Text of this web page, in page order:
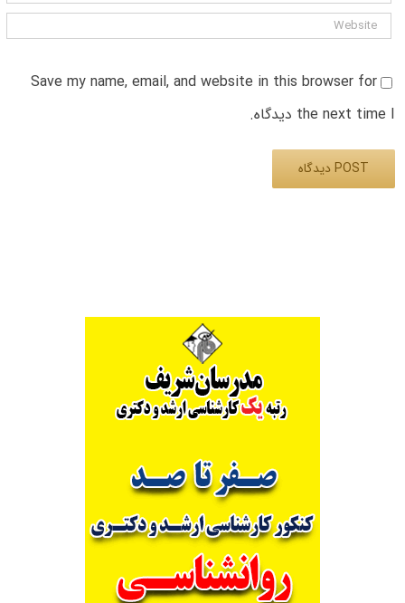
Save my name, email, and website in this browser for
the next time I دیدگاه.